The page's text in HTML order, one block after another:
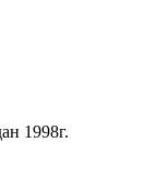
1998г.